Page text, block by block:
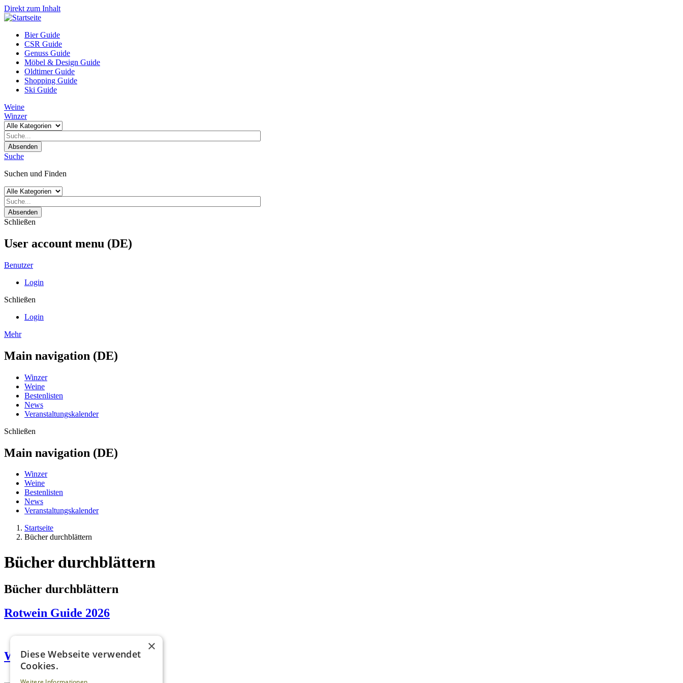
Direkt zum Inhalt
Bier Guide
CSR Guide
Genuss Guide
Möbel & Design Guide
Oldtimer Guide
Shopping Guide
Ski Guide
Weine
Winzer
Absenden
Suche
Suchen und Finden
Absenden
Schließen
User account menu (DE)
Benutzer
Login
Schließen
Login
Mehr
Main navigation (DE)
Winzer
Weine
Bestenlisten
News
Veranstaltungskalender
Schließen
Main navigation (DE)
Winzer
Weine
Bestenlisten
News
Veranstaltungskalender
Startseite
Bücher durchblättern
Bücher durchblättern
Bücher durchblättern
Rotwein Guide 2026
Weißwein Guide 2026
×
Diese Webseite verwendet
Cookies.